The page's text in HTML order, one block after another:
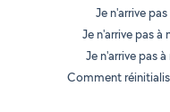
Je n'arrive
Je n'arrive pas
Je n'arrive pas
Comment